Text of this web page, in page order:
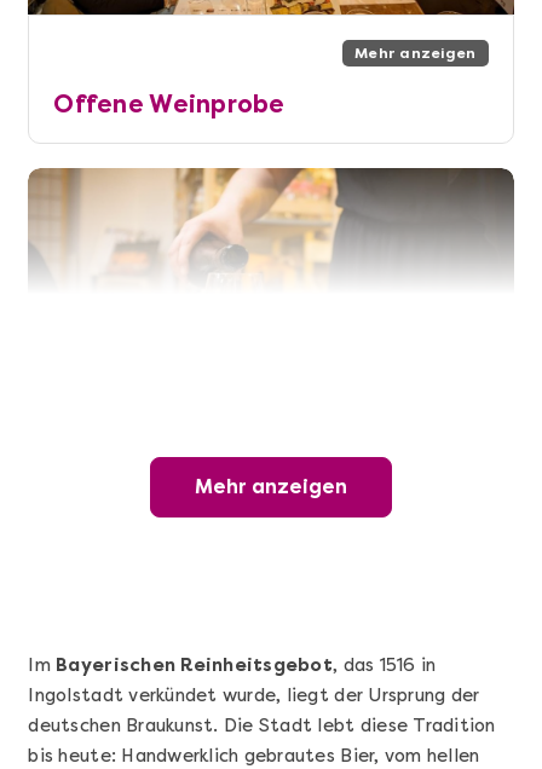
Mehr anzeigen
Offene Weinprobe
Wunderschöner Weinabend
Mehr anzeigen
Im Bayerischen Reinheitsgebot, das 1516 in
Ingolstadt verkündet wurde, liegt der Ursprung der
deutschen Braukunst. Die Stadt lebt diese Tradition
bis heute: Handwerklich gebrautes Bier, vom hellen